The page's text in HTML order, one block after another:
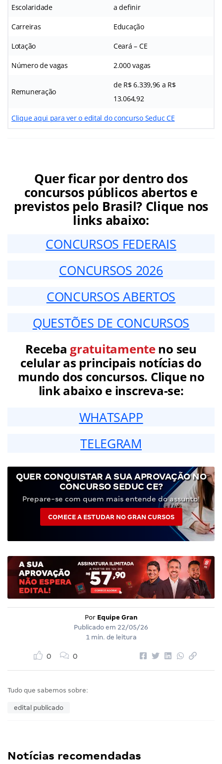
Escolaridade a definir
Carreiras Educação
Lotação Ceará – CE
Número de vagas 2.000 vagas
Remuneração
de R$ 6.339,96 a R$
13.064,92
Clique aqui para ver o edital do concurso Seduc CE
Quer ficar por dentro dos
concursos públicos abertos e
previstos pelo Brasil? Clique nos
links abaixo:
CONCURSOS FEDERAIS
CONCURSOS 2026
CONCURSOS ABERTOS
QUESTÕES DE CONCURSOS
Receba gratuitamenteno seu
celular as principais notícias do
mundo dos concursos. Clique no
link abaixo e inscreva-se:
WHATSAPP
TELEGRAM
QUER CONQUISTAR A SUA APROVAÇÃO NO
CONCURSO SEDUC CE?
Prepare-se com quem mais entende do assunto!
COMECE A ESTUDAR NO GRAN CURSOS
Por Equipe Gran
Publicado em 22/05/26
1 min. de leitura
0 0
Tudo que sabemos sobre:
edital publicado
Notícias recomendadas